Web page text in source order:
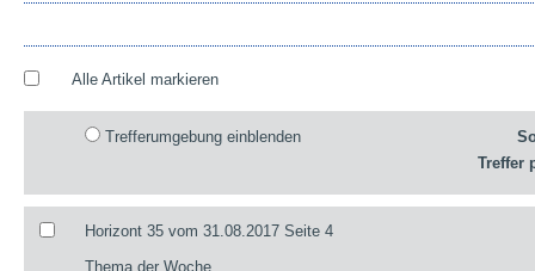
Alle Artikel markieren
Trefferumgebung einblenden
Treffer
Horizont 35 vom 31.08.2017 Seite 4
Thema der Woche